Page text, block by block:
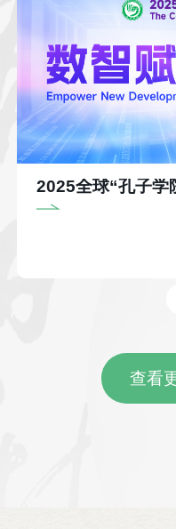
2025全球“孔子学
查看